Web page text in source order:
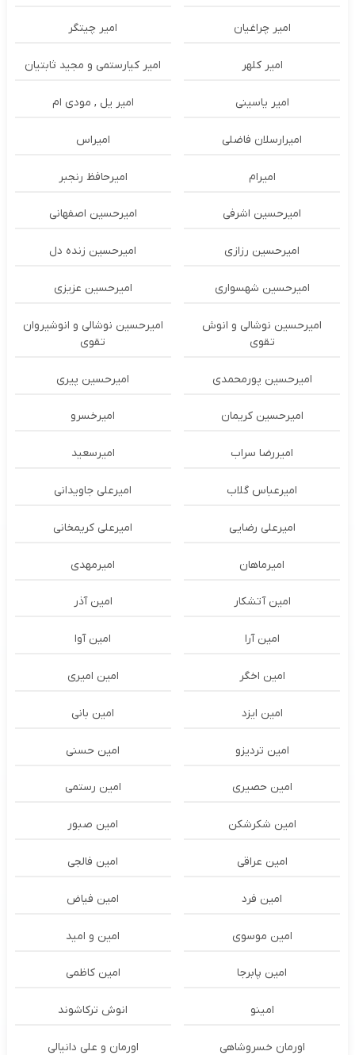
امیر چراغیان امیر چیتگر
امیر کلهر امیر کیارستمی و مجید ثابتیان
امیر یاسینی امیر یل , مودی ام
امیرارسلان فاضلی امیراس
امیرام امیرحافظ رنجبر
امیرحسین اشرفی امیرحسین اصفهانی
امیرحسین رزازی امیرحسین زنده دل
امیرحسین شهسواری امیرحسین عزیزی
امیرحسین نوشالی و انوش
تقوی
امیرحسین نوشالی و انوشیروان
تقوی
امیرحسین پورمحمدی امیرحسین پیری
امیرحسین کریمان امیرخسرو
امیررضا سراب امیرسعید
امیرعباس گلاب امیرعلی جاویدانی
امیرعلی رضایی امیرعلی کریمخانی
امیرماهان امیرمهدی
امین آتشکار امین آذر
امین آرا امین آوا
امین اخگر امین امیری
امین ایزد امین بانی
امین تردیزو امین حسنی
امین حصیری امین رستمی
امین شکرشکن امین صبور
امین عراقی امین فالجی
امین فرد امین فیاض
امین موسوی امین و امید
امین پابرجا امین کاظمی
امینو انوش ترکاشوند
اورمان خسروشاهی اورمان و علی دانیالی